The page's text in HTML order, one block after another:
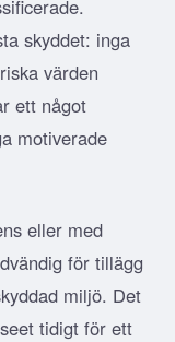
skyddet: inga
värden
ett något
motiverade
eller med
för tillägg
miljö. Det
tidigt för ett